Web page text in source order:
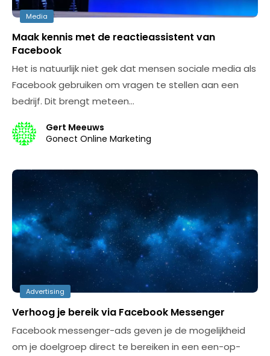
Media
Maak kennis met de reactieassistent van
Facebook
Het is natuurlijk niet gek dat mensen sociale media als
Facebook gebruiken om vragen te stellen aan een
bedrijf. Dit brengt meteen…
Gert Meeuws
Gonect Online Marketing
Advertising
Verhoog je bereik via Facebook Messenger
Facebook messenger-ads geven je de mogelijkheid
om je doelgroep direct te bereiken in een een-op-